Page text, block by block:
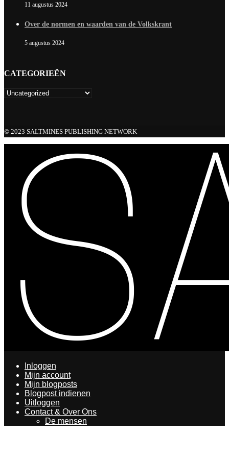
11 augustus 2024
Over de normen en waarden van de Volkskrant
5 augustus 2024
CATEGORIEËN
© 2023 SALTMINES PUBLISHING NETWORK
Inloggen
Mijn account
Mijn blogposts
Blogpost indienen
Uitloggen
Contact & Over Ons
De mensen